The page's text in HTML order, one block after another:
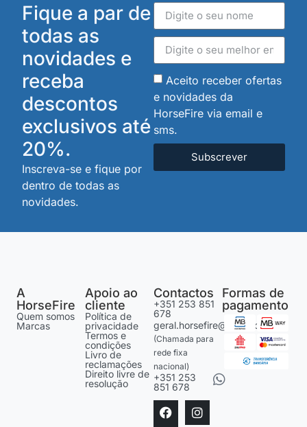
Fique a par de
todas as
novidades e
receba
descontos
exclusivos até
20%.
Inscreva-se e fique por
dentro de todas as
novidades.
Aceito receber ofertas
e novidades da
HorseFire via email e
sms.
Subscrever
A
HorseFire
Quem somos
Marcas
Apoio ao
cliente
Política de
privacidade
Termos e
condições
Livro de
reclamações
Direito livre de
resolução
Contactos
+351 253 851
678
geral.horsefire@gmail.com
(Chamada para
rede fixa
nacional)
+351 253
851 678
Formas de
pagamento